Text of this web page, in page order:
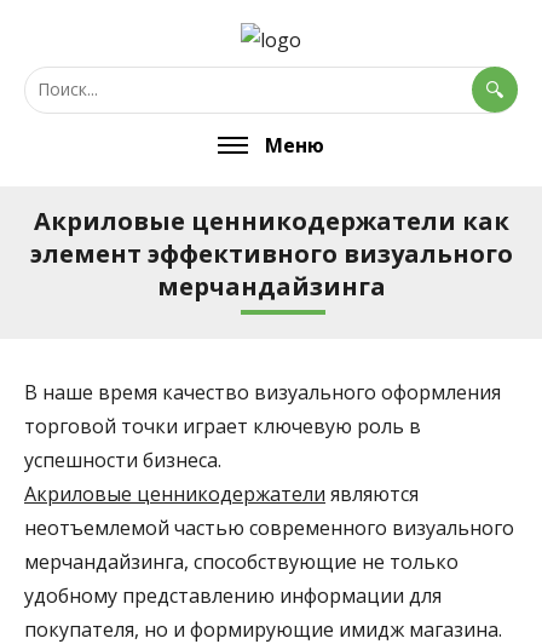
Меню
Акриловые ценникодержатели как
элемент эффективного визуального
мерчандайзинга
В наше время качество визуального оформления
торговой точки играет ключевую роль в
успешности бизнеса.
Акриловые ценникодержатели являются
неотъемлемой частью современного визуального
мерчандайзинга, способствующие не только
удобному представлению информации для
покупателя, но и формирующие имидж магазина.